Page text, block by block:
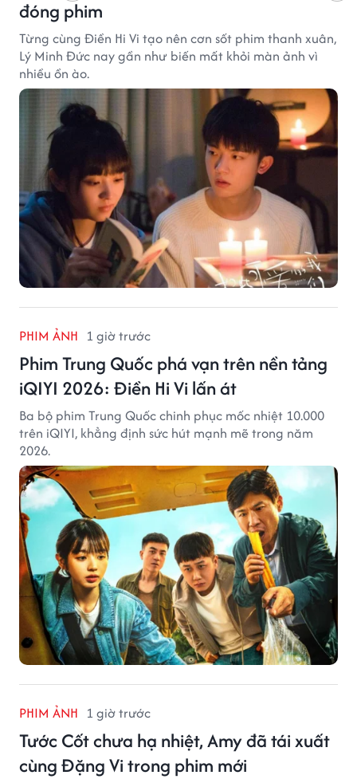
đóng phim
Từng cùng Điền Hi Vi tạo nên cơn sốt phim thanh xuân,
Lý Minh Đức nay gần như biến mất khỏi màn ảnh vì
nhiều ồn ào.
PHIM ẢNH 1 giờ trước
Phim Trung Quốc phá vạn trên nền tảng
iQIYI 2026: Điền Hi Vi lấn át
Ba bộ phim Trung Quốc chinh phục mốc nhiệt 10.000
trên iQIYI, khẳng định sức hút mạnh mẽ trong năm
2026.
PHIM ẢNH 1 giờ trước
Tước Cốt chưa hạ nhiệt, Amy đã tái xuất
cùng Đặng Vi trong phim mới